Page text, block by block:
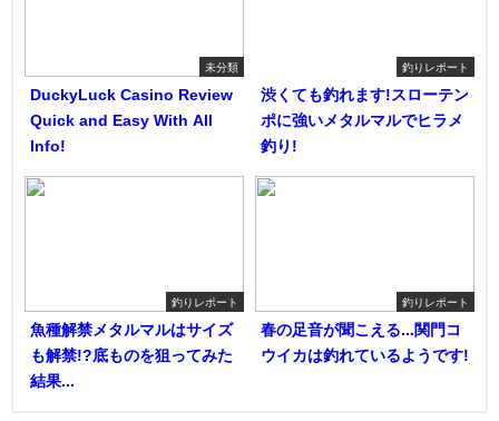
未分類
DuckyLuck Casino Review
Quick and Easy With All
Info!
釣りレポート
渋くても釣れます!スローテン
ポに強いメタルマルでヒラメ
釣り!
釣りレポート
魚種解禁メタルマルはサイズ
も解禁!?底ものを狙ってみた
結果...
釣りレポート
春の足音が聞こえる...関門コ
ウイカは釣れているようです!